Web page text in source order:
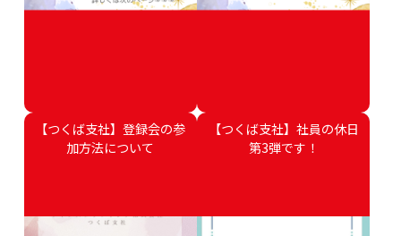
【つくば支社】登録会の参
加方法について
【つくば支社】社員の休日
第3弾です！